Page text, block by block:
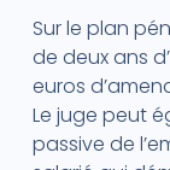
Sur le plan
de deux ans
euros
Le juge peut
passive de